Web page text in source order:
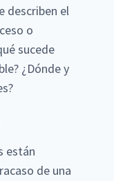
describen el
o
sucede
¿Dónde y
están
de una